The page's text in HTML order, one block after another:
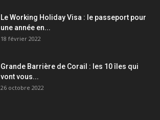
Le Working Holiday Visa : le passeport pour
une année en...
18 février 2022
Grande Barrière de Corail : les 10 îles qui
vont vous...
26 octobre 2022